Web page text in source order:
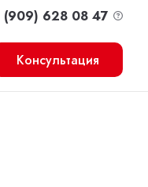
(909) 628 08 47
Консультация